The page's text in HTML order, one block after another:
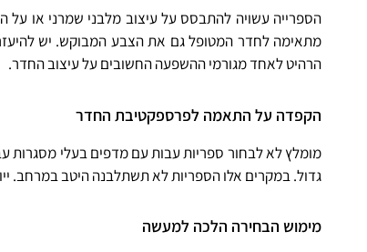
הספרייה עשויה להתבסס על עיצוב מלבני שמרני או על
מתאימה לחדר המטופל גם את הצבע המבוקש. יש
הרהיט לאחד מגורמי ההשפעה החשובים על עיצוב החדר.
הקפדה על התאמה לפרספקטיבת החדר
מומלץ לא לבחור ספריות עבות עם מדפים בעלי מסגרות
גדול. במקרים אלו הספריות לא תשתלבנה היטב במרחב.
מימוש הבחירה הלכה למעשה